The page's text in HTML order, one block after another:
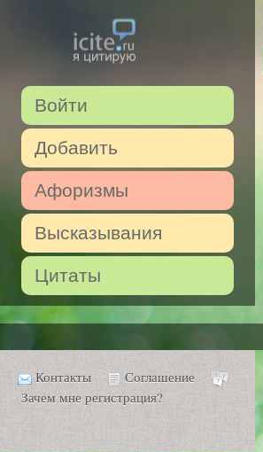
Войти
Добавить
Афоризмы
Высказывания
Цитаты
Контакты
Соглашение
Зачем мне регистрация?